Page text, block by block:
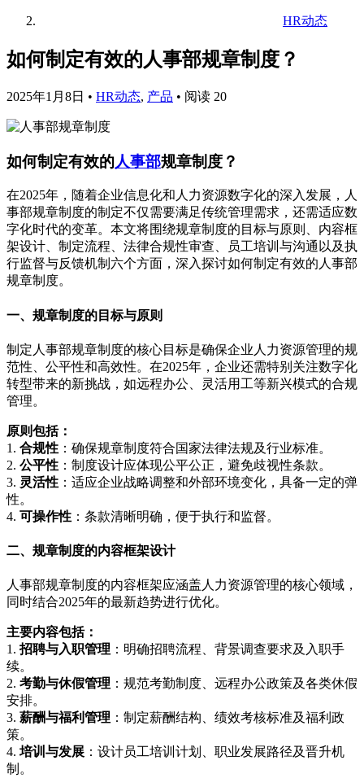
HR动态
如何制定有效的人事部规章制度？
2025年1月8日 • HR动态, 产品 • 阅读 20
如何制定有效的人事部规章制度？
在2025年，随着企业信息化和人力资源数字化的深入发展，人
事部规章制度的制定不仅需要满足传统管理需求，还需适应数
字化时代的变革。本文将围绕规章制度的目标与原则、内容框
架设计、制定流程、法律合规性审查、员工培训与沟通以及执
行监督与反馈机制六个方面，深入探讨如何制定有效的人事部
规章制度。
一、规章制度的目标与原则
制定人事部规章制度的核心目标是确保企业人力资源管理的规
范性、公平性和高效性。在2025年，企业还需特别关注数字化
转型带来的新挑战，如远程办公、灵活用工等新兴模式的合规
管理。
原则包括：
1. 合规性 ：确保规章制度符合国家法律法规及行业标准。
2. 公平性 ：制度设计应体现公平公正，避免歧视性条款。
3. 灵活性 ：适应企业战略调整和外部环境变化，具备一定的弹
性。
4. 可操作性 ：条款清晰明确，便于执行和监督。
二、规章制度的内容框架设计
人事部规章制度的内容框架应涵盖人力资源管理的核心领域，
同时结合2025年的最新趋势进行优化。
主要内容包括：
1. 招聘与入职管理 ：明确招聘流程、背景调查要求及入职手
续。
2. 考勤与休假管理 ：规范考勤制度、远程办公政策及各类休假
安排。
3. 薪酬与福利管理 ：制定薪酬结构、绩效考核标准及福利政
策。
4. 培训与发展 ：设计员工培训计划、职业发展路径及晋升机
制。